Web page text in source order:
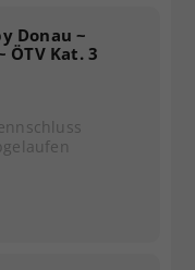
Donau ~
Kat. 3